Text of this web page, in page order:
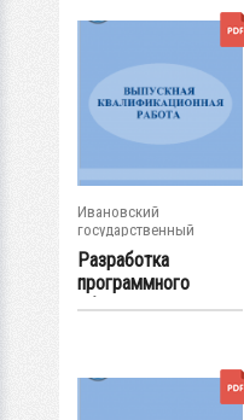
Ивановский
государственный
энергетический...
Разработка
программного
обеспечения для...